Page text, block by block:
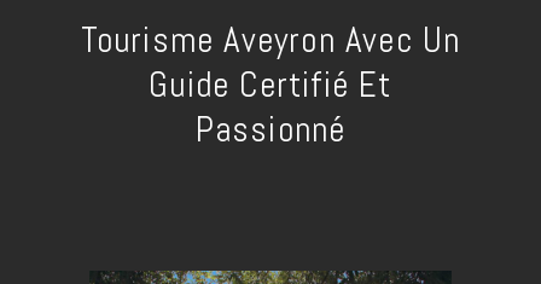
Tourisme Aveyron Avec Un
Guide Certifié Et
Passionné